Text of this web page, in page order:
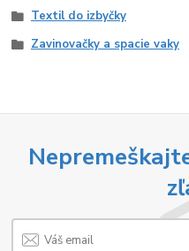
Textil do izbyčky
Zavinovačky a spacie vaky